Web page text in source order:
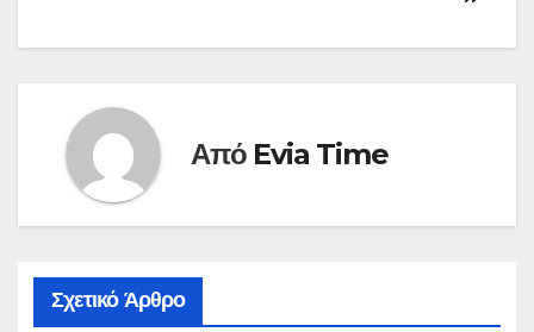
Από Evia Time
Σχετικό Άρθρο